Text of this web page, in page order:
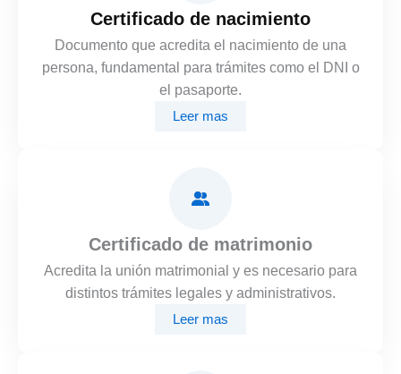
Certificado de nacimiento
Documento que acredita el nacimiento de una
persona, fundamental para trámites como el DNI o
el pasaporte.
Leer mas
Certificado de matrimonio
Acredita la unión matrimonial y es necesario para
distintos trámites legales y administrativos.
Leer mas